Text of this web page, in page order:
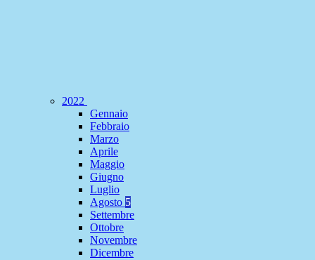
2022
Gennaio
Febbraio
Marzo
Aprile
Maggio
Giugno
Luglio
Agosto 5
Settembre
Ottobre
Novembre
Dicembre